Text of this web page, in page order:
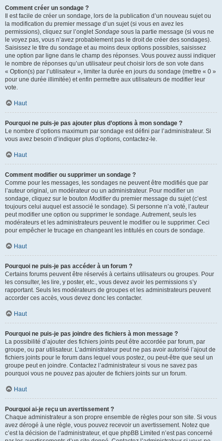
Comment créer un sondage ?
Il est facile de créer un sondage, lors de la publication d’un nouveau sujet ou
la modification du premier message d’un sujet (si vous en avez les
permissions), cliquez sur l’ongletSondage sous la partie message (si vous ne
le voyez pas, vous n’avez probablement pas le droit de créer des sondages).
Saisissez le titre du sondage et au moins deux options possibles, saisissez
une option par ligne dans le champ des réponses. Vous pouvez aussi indiquer
le nombre de réponses qu’un utilisateur peut choisir lors de son vote dans
« Option(s) par l’utilisateur », limiter la durée en jours du sondage (mettre « 0 »
pour une durée illimitée) et enfin permettre aux utilisateurs de modifier leur
vote.
Haut
Pourquoi ne puis-je pas ajouter plus d’options à mon sondage ?
Le nombre d’options maximum par sondage est défini par l’administrateur. Si
vous avez besoin d’indiquer plus d’options, contactez-le.
Haut
Comment modifier ou supprimer un sondage ?
Comme pour les messages, les sondages ne peuvent être modifiés que par
l’auteur original, un modérateur ou un administrateur. Pour modifier un
sondage, cliquez sur le bouton Modifierdu premier message du sujet (c’est
toujours celui auquel est associé le sondage). Si personne n’a voté, l’auteur
peut modifier une option ou supprimer le sondage. Autrement, seuls les
modérateurs et les administrateurs peuvent le modifier ou le supprimer. Ceci
pour empêcher le trucage en changeant les intitulés en cours de sondage.
Haut
Pourquoi ne puis-je pas accéder à un forum ?
Certains forums peuvent être réservés à certains utilisateurs ou groupes. Pour
les consulter, les lire, y poster, etc., vous devez avoir les permissions s’y
rapportant. Seuls les modérateurs de groupes et les administrateurs peuvent
accorder ces accès, vous devez donc les contacter.
Haut
Pourquoi ne puis-je pas joindre des fichiers à mon message ?
La possibilité d’ajouter des fichiers joints peut être accordée par forum, par
groupe, ou par utilisateur. L’administrateur peut ne pas avoir autorisé l’ajout de
fichiers joints pour le forum dans lequel vous postez, ou peut-être que seul un
groupe peut en joindre. Contactez l’administrateur si vous ne savez pas
pourquoi vous ne pouvez pas ajouter de fichiers joints sur un forum.
Haut
Pourquoi ai-je reçu un avertissement ?
Chaque administrateur a son propre ensemble de règles pour son site. Si vous
avez dérogé à une règle, vous pouvez recevoir un avertissement. Notez que
c’est la décision de l’administrateur, et que phpBB Limited n’est pas concerné